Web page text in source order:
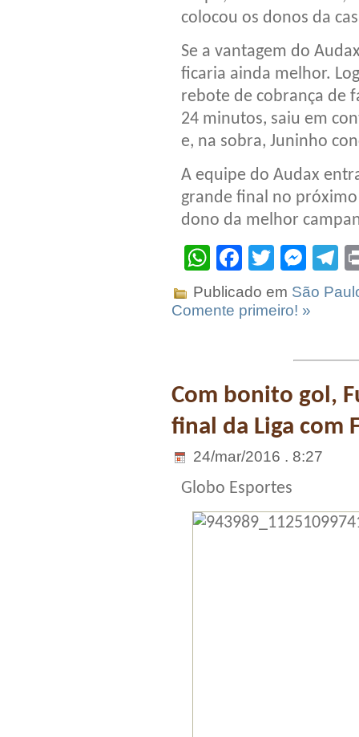
colocou os donos da
Se a vantagem do
ficaria ainda melhor.
rebote de cobrança de
24 minutos, saiu em
e, na sobra, Juninho
A equipe do Audax
grande final no
dono da melhor
WhatsApp
Facebook
Twitter
Publicado em São
Comente primeiro! »
Com bonito gol,
final da Liga com
24/mar/2016 . 8:27
Globo Esportes